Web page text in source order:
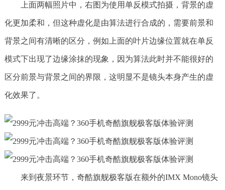
上面两幅照片中，右图为使用单反模式拍摄，背景的虚
化更加柔和，但这种虚化是由算法进行合成的，需要前景和
背景之间有清晰的区分，例如上面的叶片边缘位置就在单反
模式下出现了边缘涂抹的现象，因为算法此时并不能很好的
区分前景与背景之间的界限，这明显不是镜头本身产生的虚
化效果了。
来到夜景环节，奇酷旗舰极客版在额外的IMX Mono镜头